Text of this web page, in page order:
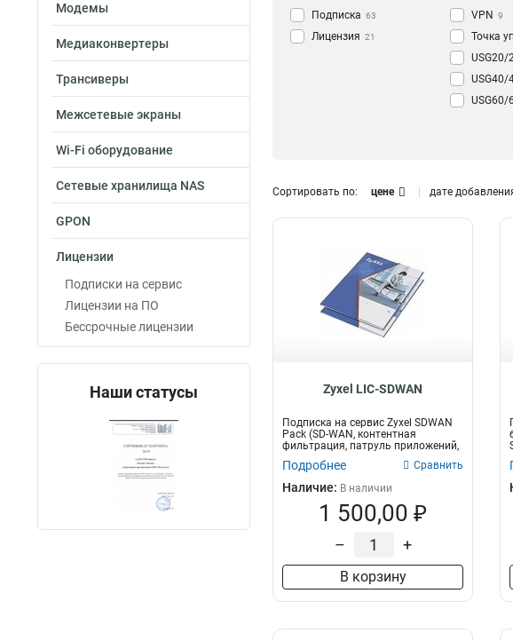
Модемы
Медиаконвертеры
Трансиверы
Межсетевые экраны
Wi-Fi оборудование
Сетевые хранилища NAS
GPON
Лицензии
Подписки на сервис
Лицензии на ПО
Бессрочные лицензии
Наши статусы
Подписка 63
Лицензия 21
VPN 9
Точка
USG20/
USG40/
USG60/
Сортировать по: цене дате
Zyxel LIC-SDWAN
Подписка на сервис Zyxel SDWAN
Pack (SD-WAN, контентная
фильтрация, патруль приложений,
GeoEnfo...
Подробнее Сравнить
Наличие: В наличии
1 500,00 ₽
– +
В корзину